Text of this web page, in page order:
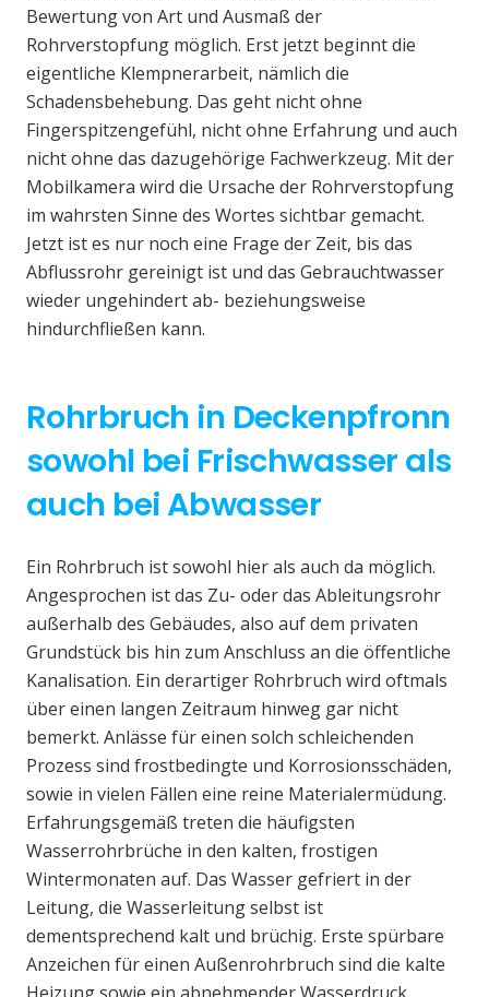
Bewertung von Art und Ausmaß der
Rohrverstopfung möglich. Erst jetzt beginnt die
eigentliche Klempnerarbeit, nämlich die
Schadensbehebung. Das geht nicht ohne
Fingerspitzengefühl, nicht ohne Erfahrung und auch
nicht ohne das dazugehörige Fachwerkzeug. Mit der
Mobilkamera wird die Ursache der Rohrverstopfung
im wahrsten Sinne des Wortes sichtbar gemacht.
Jetzt ist es nur noch eine Frage der Zeit, bis das
Abflussrohr gereinigt ist und das Gebrauchtwasser
wieder ungehindert ab- beziehungsweise
hindurchfließen kann.
Rohrbruch in Deckenpfronn
sowohl bei Frischwasser als
auch bei Abwasser
Ein Rohrbruch ist sowohl hier als auch da möglich.
Angesprochen ist das Zu- oder das Ableitungsrohr
außerhalb des Gebäudes, also auf dem privaten
Grundstück bis hin zum Anschluss an die öffentliche
Kanalisation. Ein derartiger Rohrbruch wird oftmals
über einen langen Zeitraum hinweg gar nicht
bemerkt. Anlässe für einen solch schleichenden
Prozess sind frostbedingte und Korrosionsschäden,
sowie in vielen Fällen eine reine Materialermüdung.
Erfahrungsgemäß treten die häufigsten
Wasserrohrbrüche in den kalten, frostigen
Wintermonaten auf. Das Wasser gefriert in der
Leitung, die Wasserleitung selbst ist
dementsprechend kalt und brüchig. Erste spürbare
Anzeichen für einen Außenrohrbruch sind die kalte